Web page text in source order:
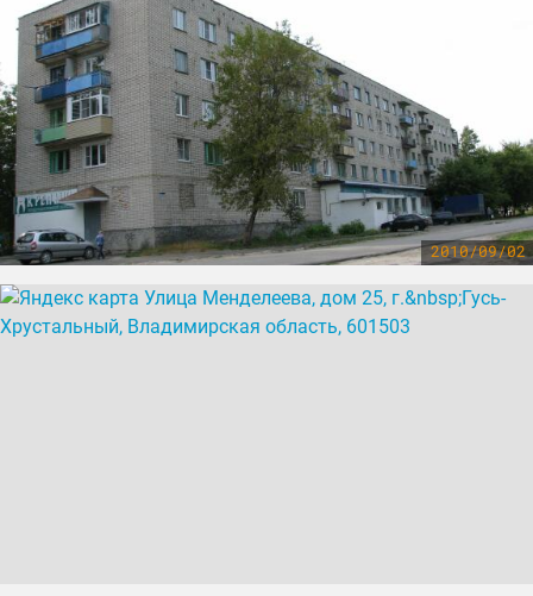
2010/09/02